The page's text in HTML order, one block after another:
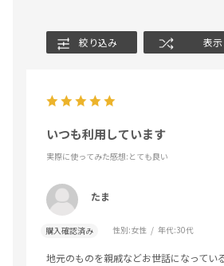
絞り込み 表
いつも利用しています
実際に使ってみた感想:とても良い
たま
購入確認済み 性別:女性 年代:30代
地元のものを親戚などお世話になってい